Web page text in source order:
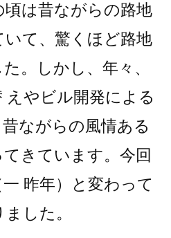
は昔ながらの路地
て、驚くほど路地
。しかし、年々、
えやビル開発による
ながらの風情ある
きています。今回
昨年）と変わって
した。